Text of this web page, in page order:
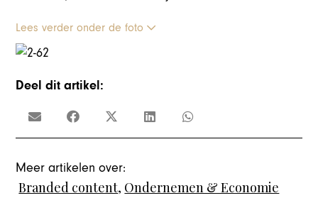
Lees verder onder de foto
Deel dit artikel:
Meer artikelen over:
Branded content, Ondernemen & Economie